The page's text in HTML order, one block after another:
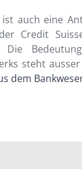
auch eine
Credit
Die
steht
dem